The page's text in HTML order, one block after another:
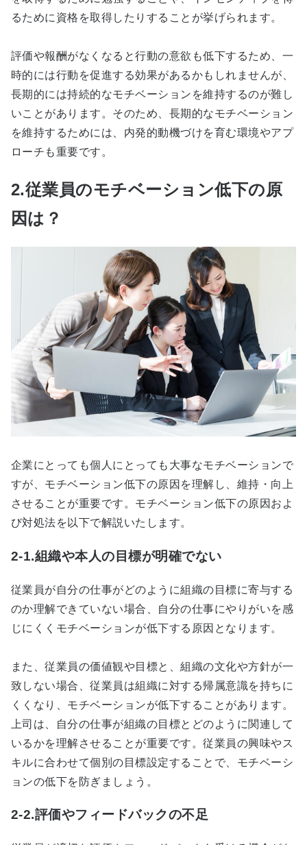
るために資格を取得したりすることが挙げられます。
評価や報酬がなくなると行動の意欲も低下するため、一
時的には行動を促進する効果があるかもしれませんが、
長期的には持続的なモチベーションを維持するのが難し
いことがあります。そのため、長期的なモチベーション
を維持するためには、内発的動機づけを育む環境やアプ
ローチも重要です。
2.従業員のモチベーション低下の原
因は？
企業にとっても個人にとっても大事なモチベーションで
すが、モチベーション低下の原因を理解し、維持・向上
させることが重要です。モチベーション低下の原因およ
び対処法を以下で解説いたします。
2-1.組織や本人の目標が明確でない
従業員が自分の仕事がどのように組織の目標に寄与する
のか理解できていない場合、自分の仕事にやりがいを感
じにくくモチベーションが低下する原因となります。
また、従業員の価値観や目標と、組織の文化や方針が一
致しない場合、従業員は組織に対する帰属意識を持ちに
くくなり、モチベーションが低下することがあります。
上司は、自分の仕事が組織の目標とどのように関連して
いるかを理解させることが重要です。従業員の興味やス
キルに合わせて個別の目標設定することで、モチベーシ
ョンの低下を防ぎましょう。
2-2.評価やフィードバックの不足